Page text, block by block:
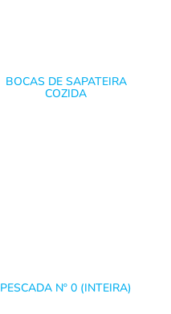
BOCAS DE SAPATEIRA
COZIDA
PESCADA Nº 0 (INTEIRA)